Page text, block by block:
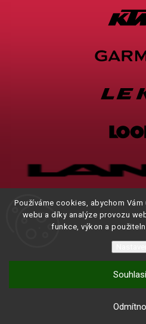
Používáme cookies, abychom
webu a díky analýze provozu
funkce, výkon a
Brodgym